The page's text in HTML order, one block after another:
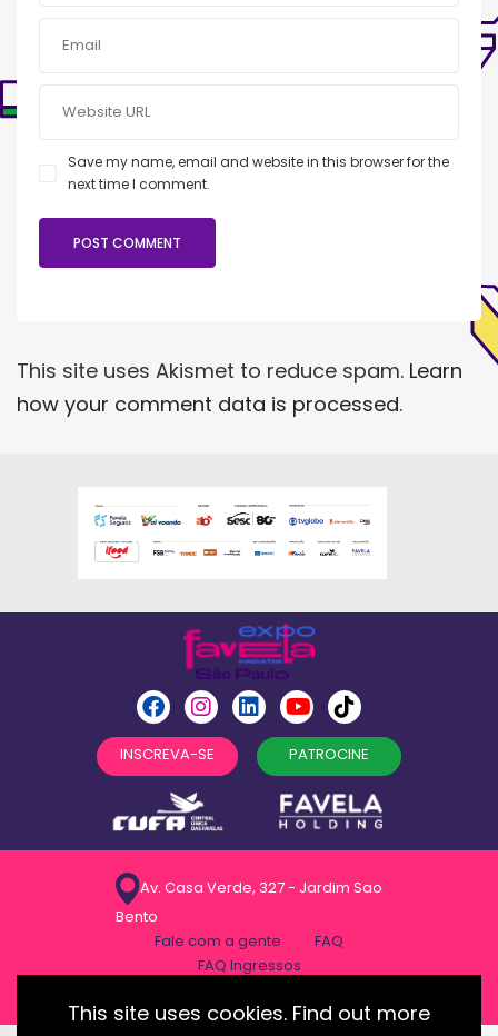
Save my name, email and website in this browser for the
next time I comment.
This site uses Akismet to reduce spam. Learn
how your comment data is processed.
INSCREVA-SE PATROCINE
Av. Casa Verde, 327 - Jardim Sao
Bento
Fale com a gente
FAQ
FAQ Ingressos
This site uses cookies. Find out more